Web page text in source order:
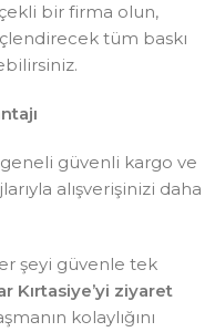
bir firma olun,
tüm baskı
geneli güvenli kargo ve
alışverişinizi daha
şeyi güvenle tek
Kırtasiye’yi ziyaret
kolaylığını